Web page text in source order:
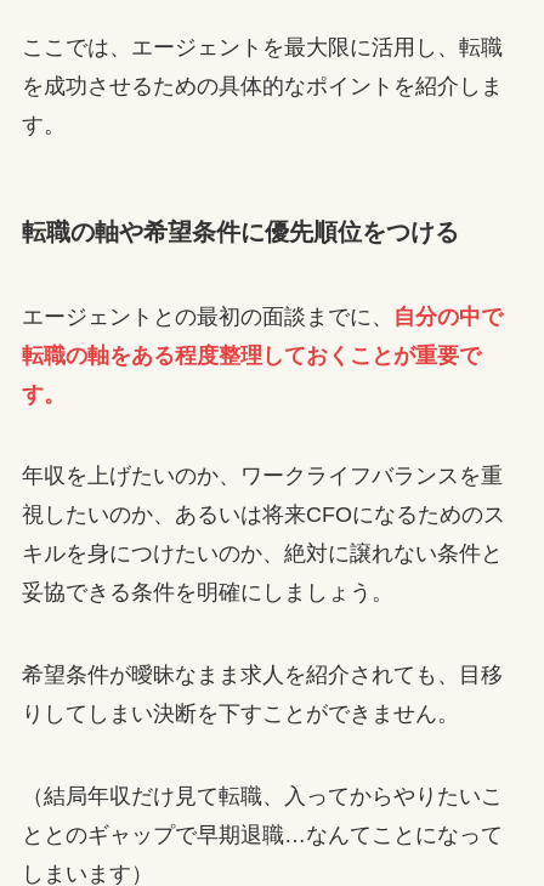
ここでは、エージェントを最大限に活用し、転職
を成功させるための具体的なポイントを紹介しま
す。
転職の軸や希望条件に優先順位をつける
エージェントとの最初の面談までに、
自分の中で
転職の軸をある程度整理しておくことが重要で
す。
年収を上げたいのか、ワークライフバランスを重
視したいのか、あるいは将来CFOになるためのス
キルを身につけたいのか、絶対に譲れない条件と
妥協できる条件を明確にしましょう。
希望条件が曖昧なまま求人を紹介されても、目移
りしてしまい決断を下すことができません。
（結局年収だけ見て転職、入ってからやりたいこ
ととのギャップで早期退職…なんてことになって
しまいます）